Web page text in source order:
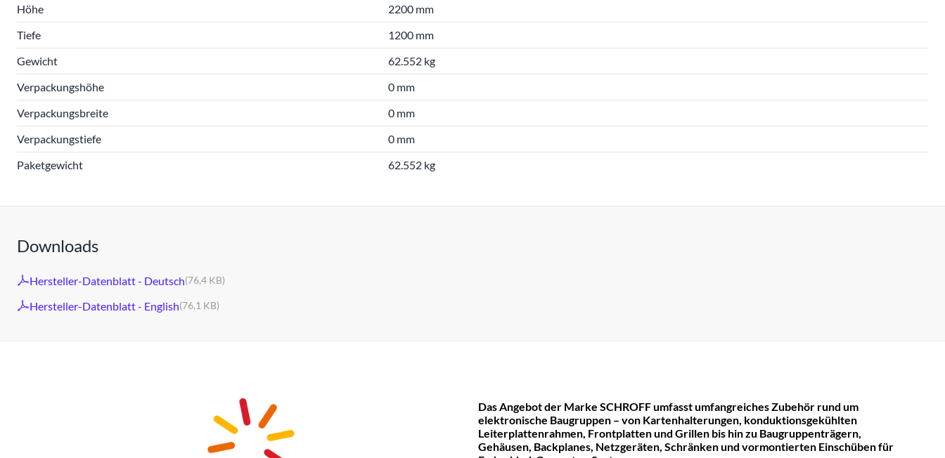
Höhe
2200 mm
Tiefe
1200 mm
Gewicht
62.552 kg
Verpackungshöhe
0 mm
Verpackungsbreite
0 mm
Verpackungstiefe
0 mm
Paketgewicht
62.552 kg
Downloads
Hersteller-Datenblatt - Deutsch(76,4 KB)
Hersteller-Datenblatt - English(76,1 KB)
Das Angebot der Marke SCHROFF umfasst umfangreiches Zubehör rund um
elektronische Baugruppen – von Kartenhalterungen, konduktionsgekühlten
Leiterplattenrahmen, Frontplatten und Grillen bis hin zu Baugruppenträgern,
Gehäusen, Backplanes, Netzgeräten, Schränken und vormontierten Einschüben für